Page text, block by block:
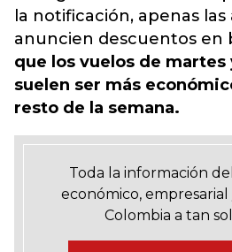
la notificación, apenas
anuncien descuentos en
que los vuelos de
suelen ser más
resto de la semana.
Toda la información
económico,
Colombia a tan